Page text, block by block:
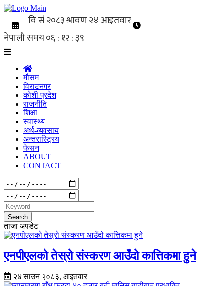
मौसम
विराटनगर
कोशी प्रदेश
राजनीति
शिक्षा
स्वास्थ्य
अर्थ-व्यवसाय
अन्तरास्ट्रिय
फेसन
ABOUT
CONTACT
Search
ताजा अपडेट
एनपीएलको तेस्रो संस्करण आउँदो कात्तिकमा हुने
२४ साउन २०८३, आइतवार